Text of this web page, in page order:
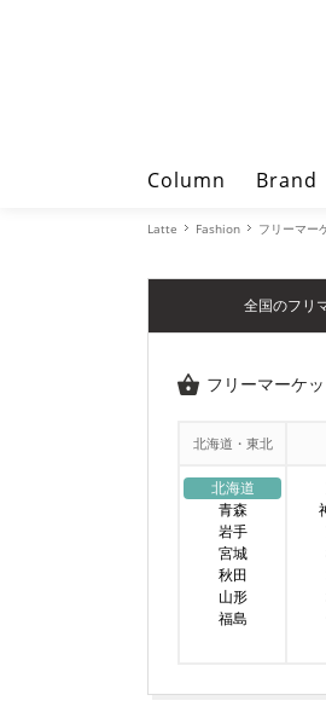
Column Brand
Latte Fashion フリーマー
全国のフリ
フリーマーケ
北海道・東北
北海道
青森
岩手
宮城
秋田
山形
福島